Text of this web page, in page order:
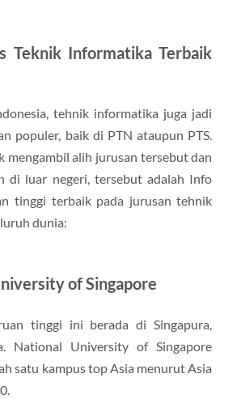
Teknik Informatika Terbaik
tehnik informatika juga jadi
populer, baik di PTN ataupun PTS.
mengambil alih jurusan tersebut dan
di luar negeri, tersebut adalah Info
tinggi terbaik pada jurusan tehnik
dunia:
of Singapore
tinggi ini berada di Singapura,
National University of Singapore
satu kampus top Asia menurut Asia